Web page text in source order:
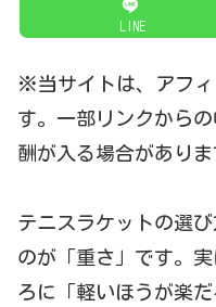
LINE
※当サイトは、アフ
す。一部リンクから
酬が入る場合がありま
テニスラケットの選
のが「重さ」です。
ろに「軽いほうが楽